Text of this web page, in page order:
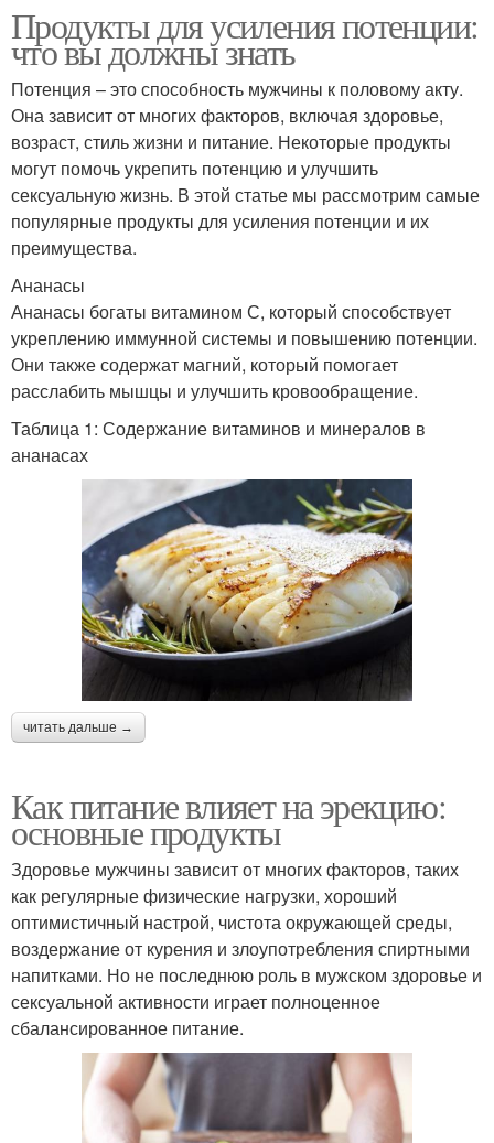
Продукты для усиления потенции:
что вы должны знать
Потенция – это способность мужчины к половому акту.
Она зависит от многих факторов, включая здоровье,
возраст, стиль жизни и питание. Некоторые продукты
могут помочь укрепить потенцию и улучшить
сексуальную жизнь. В этой статье мы рассмотрим самые
популярные продукты для усиления потенции и их
преимущества.
Ананасы
Ананасы богаты витамином С, который способствует
укреплению иммунной системы и повышению потенции.
Они также содержат магний, который помогает
расслабить мышцы и улучшить кровообращение.
Таблица 1: Содержание витаминов и минералов в
ананасах
читать дальше →
Как питание влияет на эрекцию:
основные продукты
Здоровье мужчины зависит от многих факторов, таких
как регулярные физические нагрузки, хороший
оптимистичный настрой, чистота окружающей среды,
воздержание от курения и злоупотребления спиртными
напитками. Но не последнюю роль в мужском здоровье и
сексуальной активности играет полноценное
сбалансированное питание.